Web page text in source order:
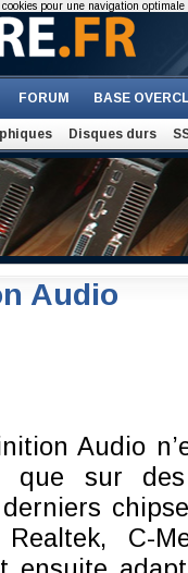
FORUM BASE
Disques durs
Audio
Audio
que sur
C-
pour une navigation